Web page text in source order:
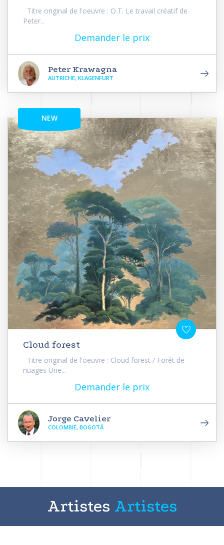
Titre original de l'oeuvre : O.T. Le travail créatif de
Peter...
Demander le prix
Peter Krawagna
AUTRICHE, KLAGENFURT
NEW
Cloud forest
Titre original de l'oeuvre : Cloud forest / Forêt de
nuages Une...
Demander le prix
Jorge Cavelier
COLOMBIE, BOGOTÁ
Artistes Artistes